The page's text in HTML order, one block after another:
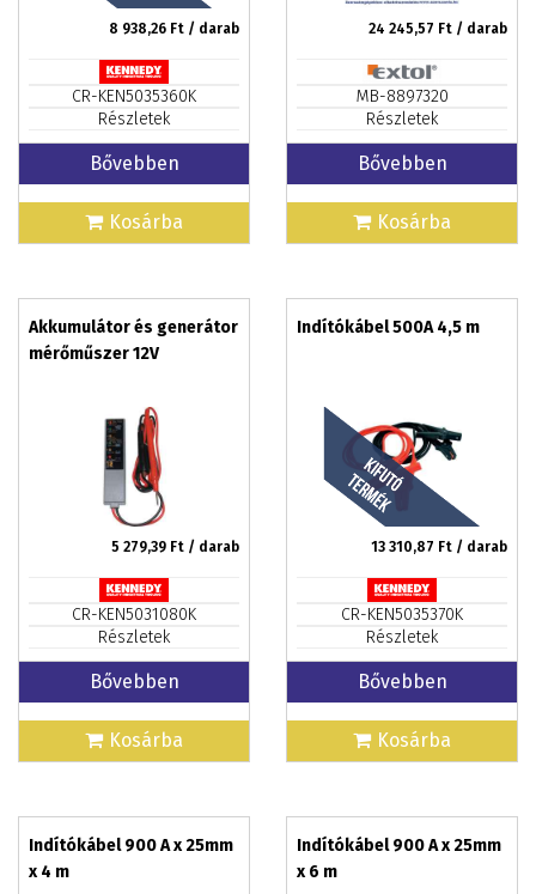
8 938,26 Ft / darab
CR-KEN5035360K
Részletek
Bővebben
Kosárba
24 245,57 Ft / darab
MB-8897320
Részletek
Bővebben
Kosárba
Akkumulátor és generátor
mérőműszer 12V
5 279,39 Ft / darab
CR-KEN5031080K
Részletek
Bővebben
Kosárba
Indítókábel 500A 4,5 m
13 310,87 Ft / darab
CR-KEN5035370K
Részletek
Bővebben
Kosárba
Indítókábel 900 A x 25mm
x 4 m
Indítókábel 900 A x 25mm
x 6 m